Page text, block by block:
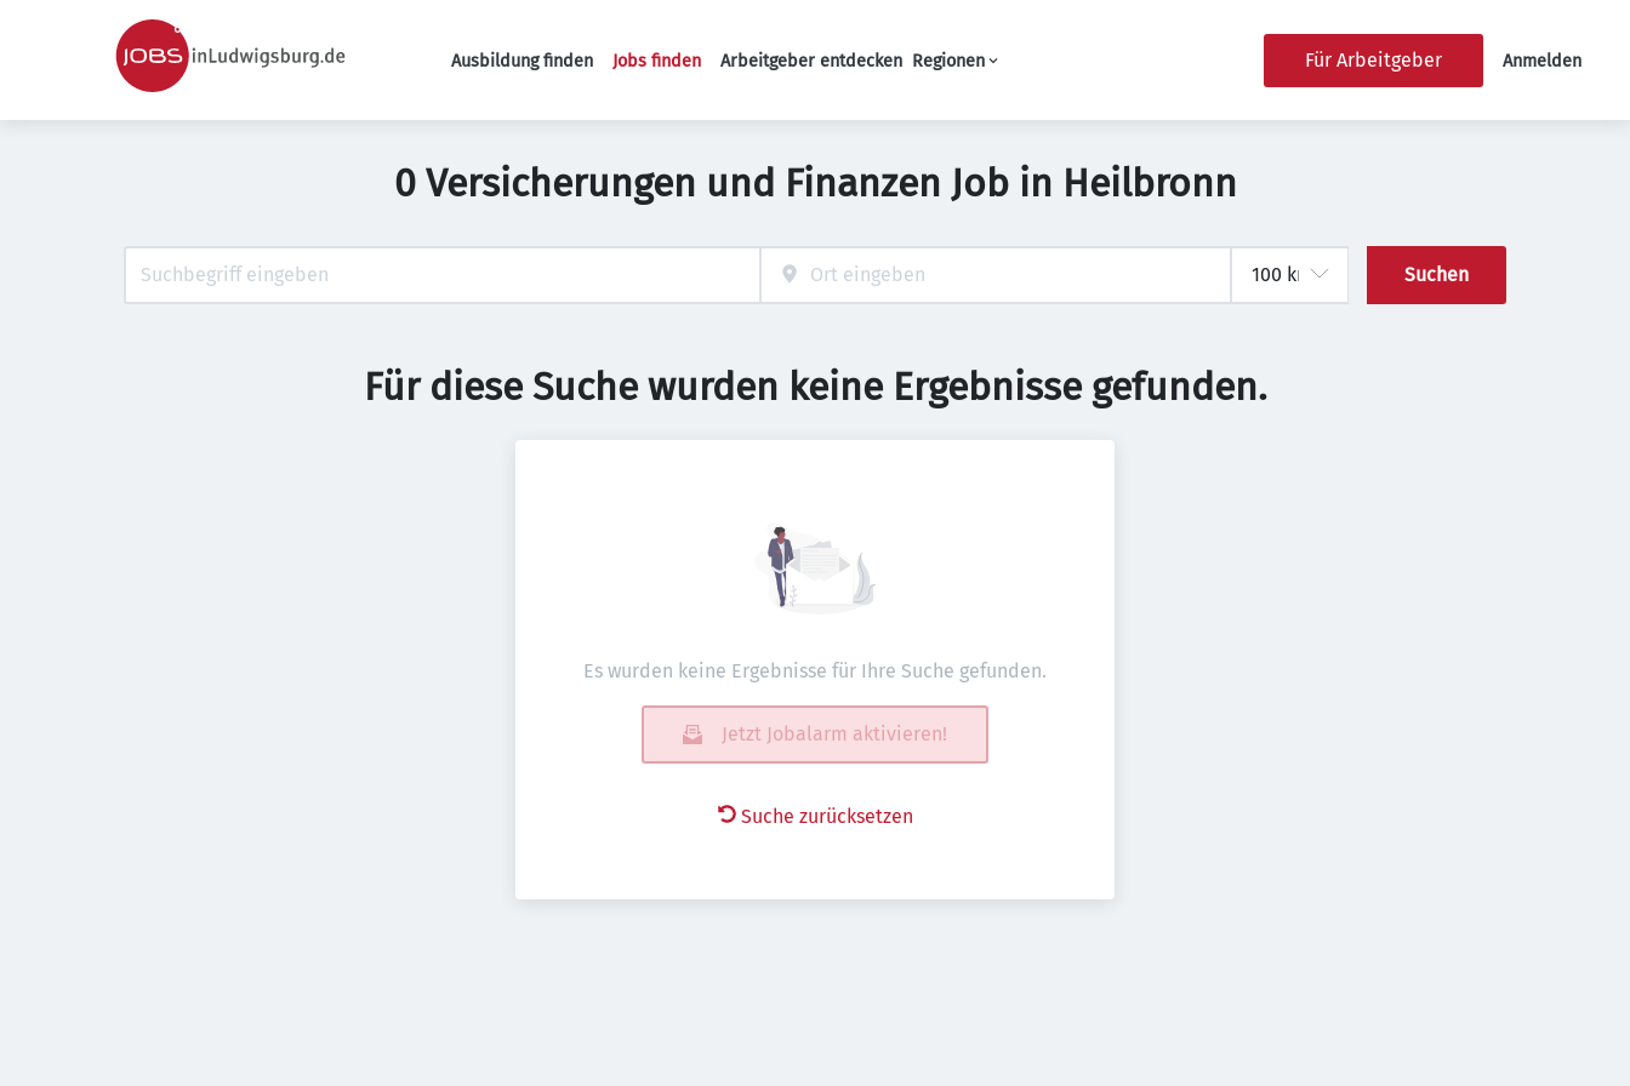
Haupt-Navigation
Ausbildung finden Jobs finden Arbeitgeber entdecken Regionen Für Arbeitgeber Anmelden
0 Versicherungen und Finanzen Job in Heilbronn
Suchen
Für diese Suche wurden keine Ergebnisse gefunden.
Es wurden keine Ergebnisse für Ihre Suche gefunden.
Jetzt Jobalarm aktivieren!
Suche zurücksetzen